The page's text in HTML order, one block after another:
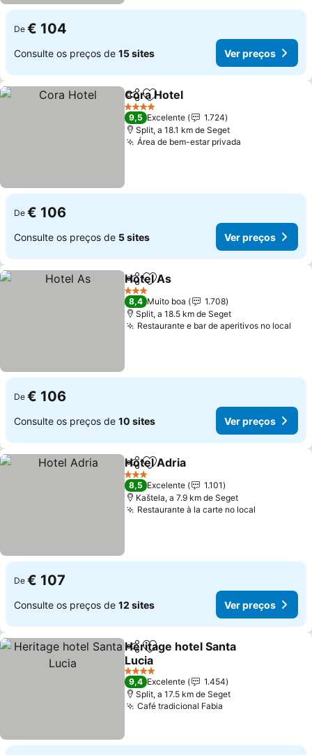
De € 104
Consulte os preços de 15 sites Ver preços
PartilharAdicionar aos favoritos
Cora Hotel
4 Estrelas
9,5 Excelente
1.724
Split, a 18.1 km de Seget
Área de bem-estar privada
De € 106
Consulte os preços de 5 sites Ver preços
PartilharAdicionar aos favoritos
Hotel As
3 Estrelas
8,4 Muito boa
1.708
Split, a 18.5 km de Seget
Restaurante e bar de aperitivos no local
De € 106
Consulte os preços de 10 sites Ver preços
PartilharAdicionar aos favoritos
Hotel Adria
3 Estrelas
8,5 Excelente
1.101
Kaštela, a 7.9 km de Seget
Restaurante à la carte no local
De € 107
Consulte os preços de 12 sites Ver preços
PartilharAdicionar aos favoritos
Heritage hotel Santa
Lucia
Ver preços
4 Estrelas
9,4 Excelente
1.454
Split, a 17.5 km de Seget
Café tradicional Fabia